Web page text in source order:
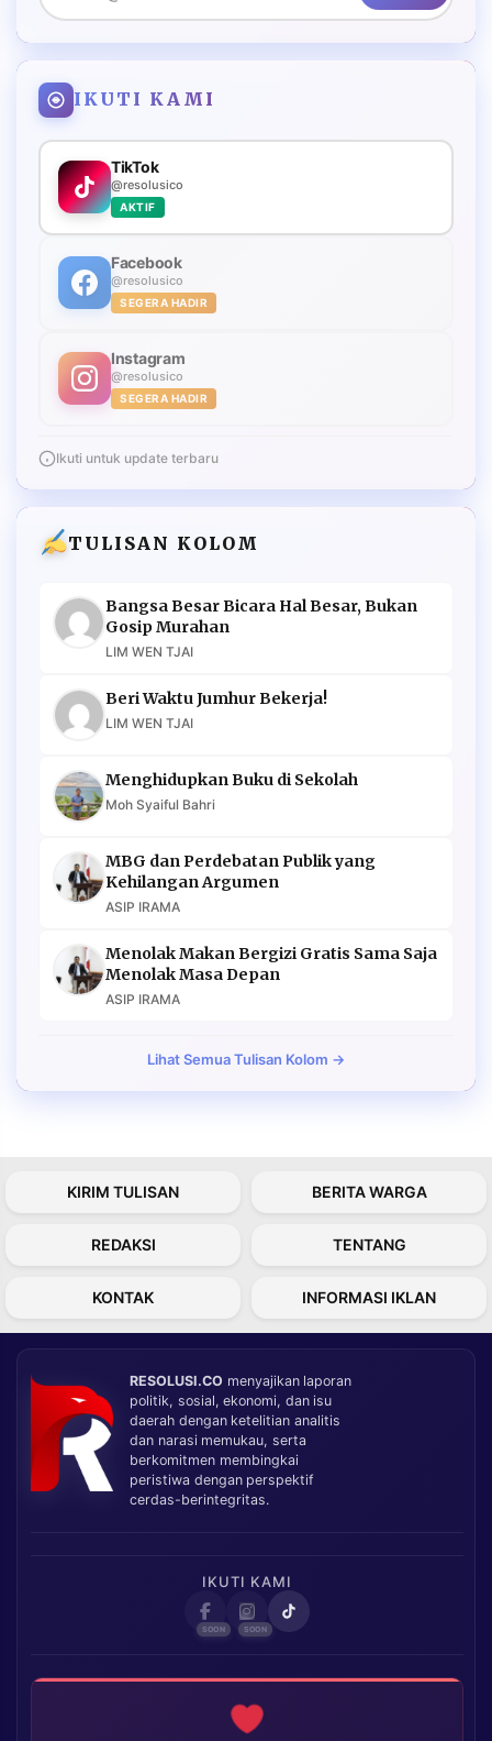
IKUTI KAMI
TikTok
@resolusico
AKTIF
Facebook
@resolusico
SEGERA HADIR
Instagram
@resolusico
SEGERA HADIR
Ikuti untuk update terbaru
TULISAN KOLOM
Bangsa Besar Bicara Hal Besar, Bukan
Gosip Murahan
LIM WEN TJAI
Beri Waktu Jumhur Bekerja!
LIM WEN TJAI
Menghidupkan Buku di Sekolah
Moh Syaiful Bahri
MBG dan Perdebatan Publik yang
Kehilangan Argumen
ASIP IRAMA
Menolak Makan Bergizi Gratis Sama Saja
Menolak Masa Depan
ASIP IRAMA
Lihat Semua Tulisan Kolom →
KIRIM TULISAN BERITA WARGA
REDAKSI TENTANG
KONTAK INFORMASI IKLAN
RESOLUSI.CO menyajikan laporan
politik, sosial, ekonomi, dan isu
daerah dengan ketelitian analitis
dan narasi memukau, serta
berkomitmen membingkai
peristiwa dengan perspektif
cerdas-berintegritas.
IKUTI KAMI